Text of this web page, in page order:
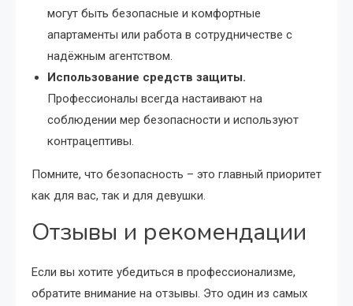
могут быть безопасные и комфортные
апартаменты или работа в сотрудничестве с
надёжным агентством.
Использование средств защиты.
Профессионалы всегда настаивают на
соблюдении мер безопасности и используют
контрацептивы.
Помните, что безопасность – это главный приоритет
как для вас, так и для девушки.
Отзывы и рекомендации
Если вы хотите убедиться в профессионализме,
обратите внимание на отзывы. Это один из самых